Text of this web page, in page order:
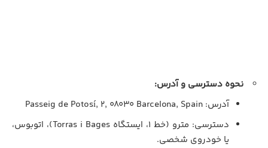
نحوه دسترسی و آدرس:
آدرس: Passeig de Potosí, 2, 08030 Barcelona, Spain
دسترسی: مترو (خط ۱، ایستگاه Torras i Bages)، اتوبوس،
یا خودروی شخصی.